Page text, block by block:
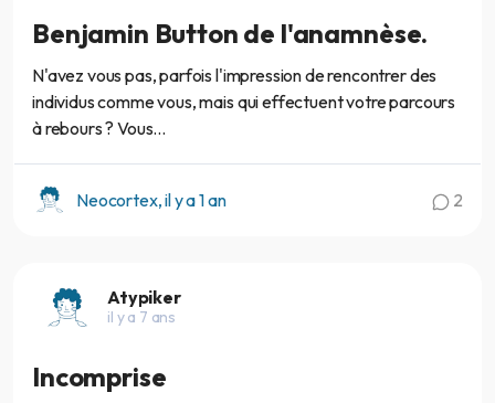
Benjamin Button de l'anamnèse.
N'avez vous pas, parfois l'impression de rencontrer des
individus comme vous, mais qui effectuent votre parcours
à rebours ? Vous...
Neocortex, il y a 1 an 2
Atypiker
il y a 7 ans
Incomprise